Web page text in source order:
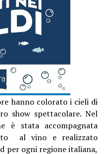
hanno colorato i cieli di
show spettacolare. Nel
è stata accompagnata
al vino e realizzato
per ogni regione italiana,